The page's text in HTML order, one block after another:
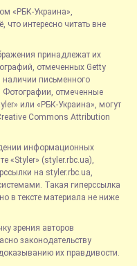
«РБК-Украина»,
интересно читать вне
принадлежат их
отмеченных Getty
наличии письменного
Фотографии, отмеченные
или «РБК-Украина», могут
Commons Attribution
информационных
«Styler» (styler.rbc.ua),
на styler.rbc.ua,
Такая гиперссылка
в тексте материала не ниже
зрения авторов
законодательству
их правдивости.